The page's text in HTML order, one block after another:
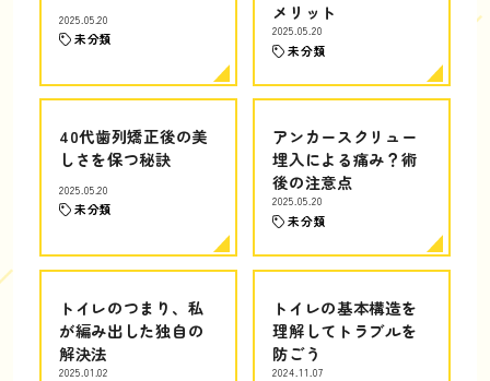
2025.05.20
未分類
メリット
2025.05.20
未分類
40代歯列矯正後の美
しさを保つ秘訣
2025.05.20
未分類
アンカースクリュー
埋入による痛み？術
後の注意点
2025.05.20
未分類
トイレのつまり、私
が編み出した独自の
解決法
2025.01.02
トイレの基本構造を
理解してトラブルを
防ごう
2024.11.07